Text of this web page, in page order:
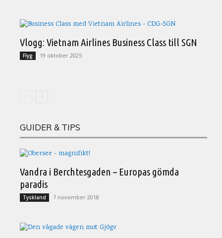
Vlogg: Vietnam Airlines Business Class till SGN
Flyg 19 oktober 2025
GUIDER & TIPS
Vandra i Berchtesgaden – Europas gömda
paradis
Tyskland 7 november 2018